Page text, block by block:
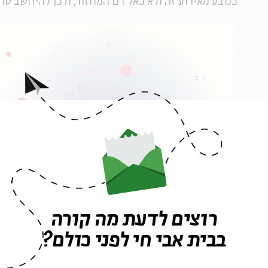
כנובע מאירוע זה ולא כאל דם המחזור, ולכן להיחשב
רוצים לדעת מה קורה
בבית אבי חי לפני כולם?